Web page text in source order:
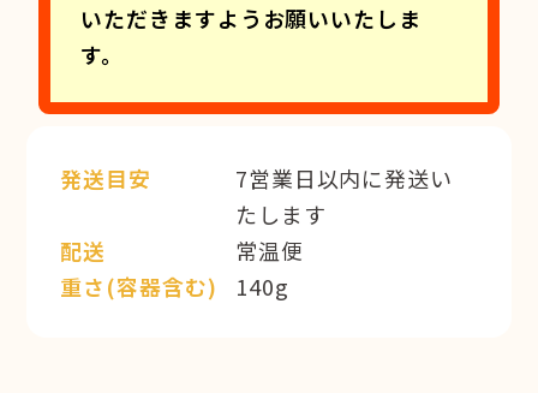
いただきますようお願いいたしま
す。
発送目安
7営業日以内に発送い
たします
配送
常温便
重さ(容器含む)
140g